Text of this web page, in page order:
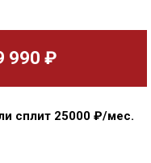
990 ₽
сплит 25000₽/мес.